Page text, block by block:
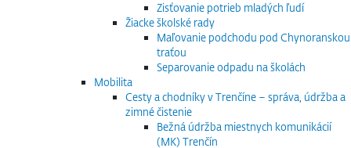
Zisťovanie potrieb mladých ľudí
Žiacke školské rady
Maľovanie podchodu pod Chynoranskou
traťou
Separovanie odpadu na školách
Mobilita
Cesty a chodníky v Trenčíne – správa, údržba a
zimné čistenie
Bežná údržba miestnych komunikácií
(MK) Trenčín